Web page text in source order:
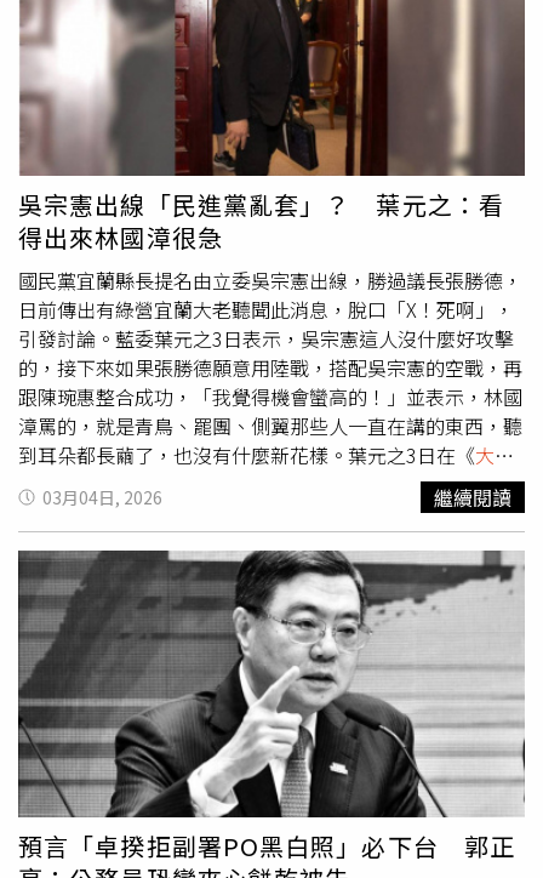
指出，相關制度若無法有效防範風險，將影響司法與執行公
信力。
吳宗憲出線「民進黨亂套」？ 葉元之：看
得出來林國漳很急
國民黨宜蘭縣長提名由立委吳宗憲出線，勝過議長張勝德，
日前傳出有綠營宜蘭大老聽聞此消息，脫口「X！死啊」，
引發討論。藍委葉元之3日表示，吳宗憲這人沒什麼好攻擊
的，接下來如果張勝德願意用陸戰，搭配吳宗憲的空戰，再
跟陳琬惠整合成功，「我覺得機會蠻高的！」並表示，林國
漳罵的，就是青鳥、罷團、側翼那些人一直在講的東西，聽
到耳朵都長繭了，也沒有什麼新花樣。葉元之3日在《大新
聞大爆卦》節目表示，「我覺得林國漳太急了啦！，因為通
常人家剛被提名出來，你就是說好話」。他聽吳宗憲說，當
初民進黨確定徵召林國漳參選宜蘭縣長時，吳宗憲也是表達
了祝福。這是一個君子之爭，當然進入到選戰之後，各陣營
可以互相檢驗。葉元之指出，人選剛出來的時候，總是要展
現風度祝福一下，就像國民黨主席或民進黨主席，新的人選
出爐時，大家還是會彼此送花，雖然彼此在黨務上有競爭，
但是還是會祝福，至少第一天會是這樣。有這麼急嗎？林國
漳講的那個，也不是什麼大不了的事情。葉元之直言，而且
林國漳罵吳宗憲的那個東西，就是青鳥、罷團、側翼那些人
一直在講的東西，說什麼藍白毀憲亂政云云，聽到耳朵都長
繭了，也沒有什麼新花樣出來，「這種陳腔濫調，這麼急著
要在人家勝出那天就要攻擊人家？」葉元之說，所以看得出
來林國漳很急，而且他不是很會打選戰，有一點慌了手腳，
03月04日, 2026 繼續閱讀
預言「卓揆拒副署PO黑白照」必下台 郭正